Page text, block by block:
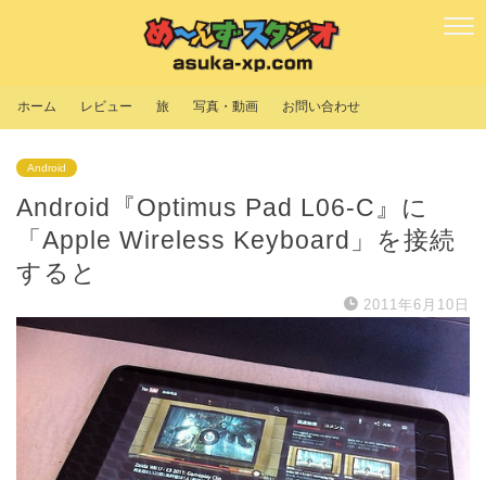
ホーム レビュー 旅 写真・動画 お問い合わせ
Android
Android『Optimus Pad L06-C』に
「Apple Wireless Keyboard」を接続
すると
2011年6月10日